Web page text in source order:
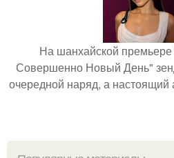
На шанхайской
Совершенно Новый День"
очередной наряд, а